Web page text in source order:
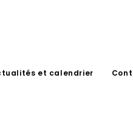
et calendrier